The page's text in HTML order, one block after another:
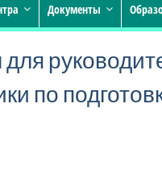
Документы
по